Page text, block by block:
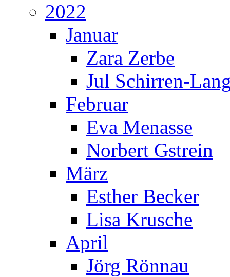
2022
Januar
Zara Zerbe
Jul Schirren-
Februar
Eva Menasse
Norbert Gstrein
März
Esther Becker
Lisa Krusche
April
Jörg Rönnau